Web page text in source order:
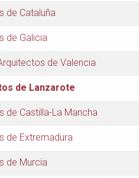
de Cataluña
de Galicia
de Valencia
de Lanzarote
de Castilla-La Mancha
de Extremadura
de Murcia